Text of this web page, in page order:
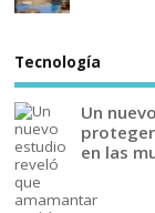
Tecnología
Un
en las